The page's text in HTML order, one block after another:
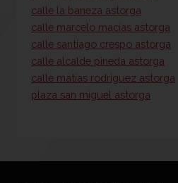
calle la baneza astorga
calle marcelo macias astorga
calle santiago crespo astorga
calle alcalde pineda astorga
calle matias rodriguez astorga
plaza san miguel astorga